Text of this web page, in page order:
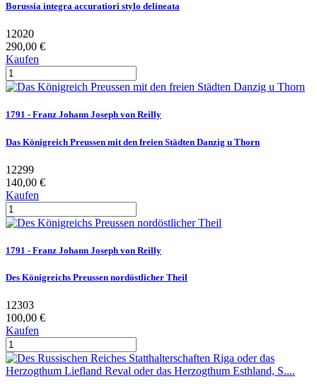
Borussia integra accuratiori stylo delineata
12020
290,00 €
Kaufen
1791 - Franz Johann Joseph von Reilly
Das Königreich Preussen mit den freien Städten Danzig u Thorn
12299
140,00 €
Kaufen
1791 - Franz Johann Joseph von Reilly
Des Königreichs Preussen nordöstlicher Theil
12303
100,00 €
Kaufen